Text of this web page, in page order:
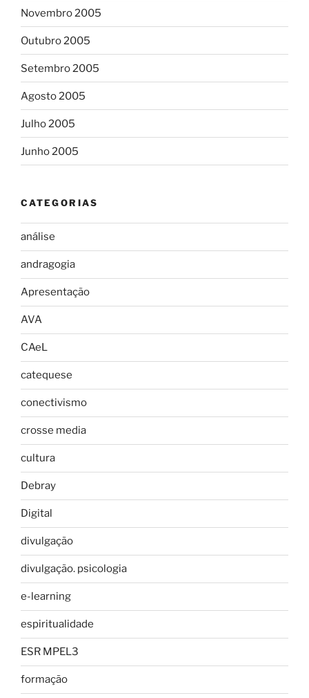
Novembro 2005
Outubro 2005
Setembro 2005
Agosto 2005
Julho 2005
Junho 2005
CATEGORIAS
análise
andragogia
Apresentação
AVA
CAeL
catequese
conectivismo
crosse media
cultura
Debray
Digital
divulgação
divulgação. psicologia
e-learning
espiritualidade
ESR MPEL3
formação